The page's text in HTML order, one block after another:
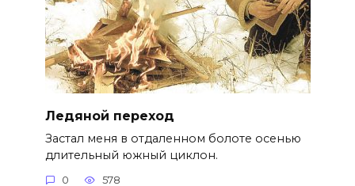
Ледяной переход
Застал меня в отдаленном болоте осенью
длительный южный циклон.
0 578